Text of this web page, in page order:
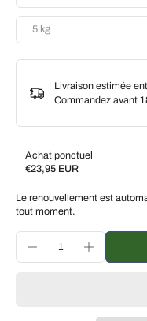
5 kg
Livraison estimée
Commandez avant
Achat ponctuel
€23,95 EUR
Subscribe and save
Livrez toutes les 2
Livrez toutes les 3
Livrez chaque mois,
Le renouvellement est
tout moment.